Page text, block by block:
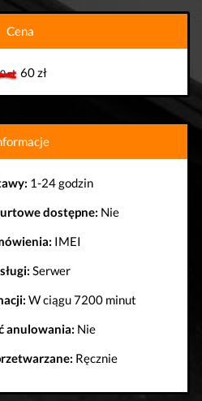
Cena
zł60 zł
1-24 godzin
dostępne: Nie
IMEI
Serwer
W ciągu 7200 minut
anulowania: Nie
Ręcznie